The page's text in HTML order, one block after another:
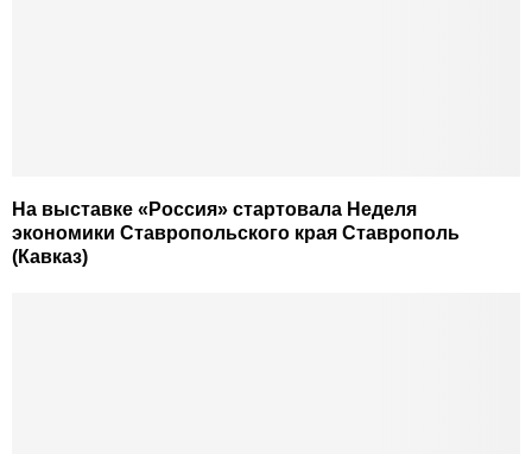
На выставке «Россия» стартовала Неделя
экономики Ставропольского края Ставрополь
(Кавказ)